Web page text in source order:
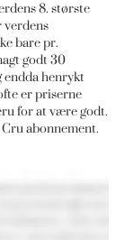
8. største
verdens
bare pr.
godt 30
endda henrykt
er priserne
for at være godt.
abonnement.